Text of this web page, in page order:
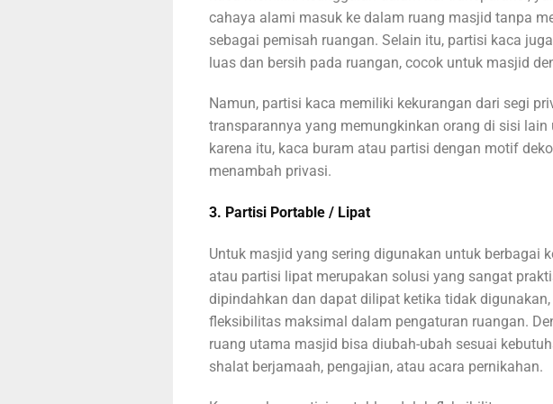
cahaya alami masuk ke dalam ruang masjid tanpa
sebagai pemisah ruangan. Selain itu, partisi kaca
luas dan bersih pada ruangan, cocok untuk masjid
Namun, partisi kaca memiliki kekurangan dari segi
transparannya yang memungkinkan orang di sisi lain
karena itu, kaca buram atau partisi dengan motif
menambah privasi.
3. Partisi Portable / Lipat
Untuk masjid yang sering digunakan untuk berbagai
atau partisi lipat merupakan solusi yang sangat
dipindahkan dan dapat dilipat ketika tidak
fleksibilitas maksimal dalam pengaturan ruangan.
ruang utama masjid bisa diubah-ubah sesuai
shalat berjamaah, pengajian, atau acara pernikahan.